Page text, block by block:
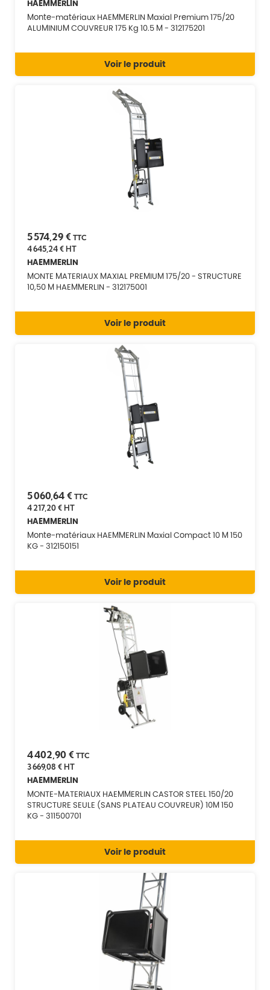
HAEMMERLIN
Monte-matériaux HAEMMERLIN Maxial Premium 175/20
ALUMINIUM COUVREUR 175 Kg 10.5 M - 312175201
Voir le produit
5 574,29 € TTC
4 645,24 €HT
HAEMMERLIN
MONTE MATERIAUX MAXIAL PREMIUM 175/20 - STRUCTURE
10,50 M HAEMMERLIN - 312175001
Voir le produit
5 060,64 € TTC
4 217,20 €HT
HAEMMERLIN
Monte-matériaux HAEMMERLIN Maxial Compact 10 M 150
KG - 312150151
Voir le produit
4 402,90 € TTC
3 669,08 €HT
HAEMMERLIN
MONTE-MATERIAUX HAEMMERLIN CASTOR STEEL 150/20
STRUCTURE SEULE (SANS PLATEAU COUVREUR) 10M 150
KG - 311500701
Voir le produit